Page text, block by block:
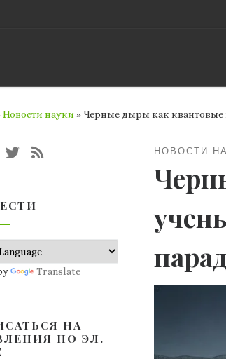
Новости науки »Черные дыры как
НОВОСТИ
Translate
НА
ПО ЭЛ.